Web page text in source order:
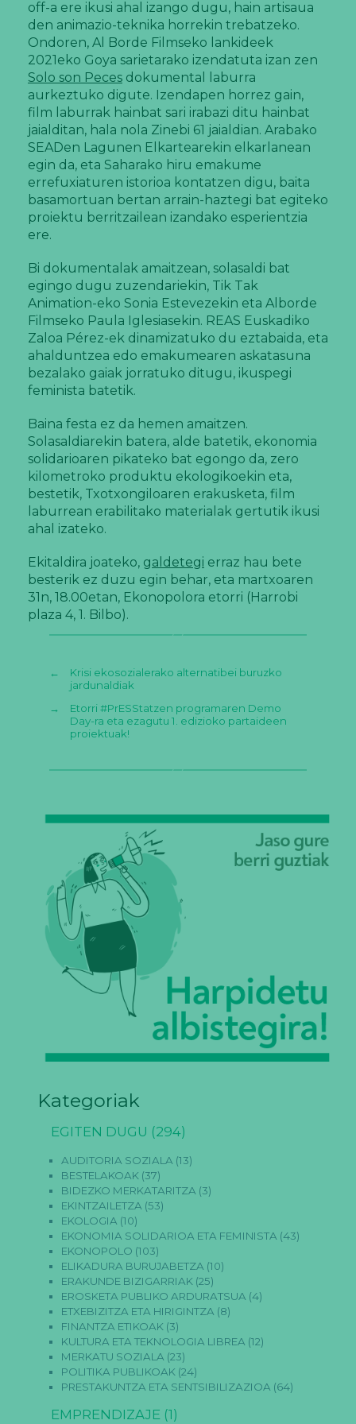
off-a ere ikusi ahal izango dugu, hain artisaua
den animazio-teknika horrekin trebatzeko.
Ondoren, Al Borde Filmseko lankideek
2021eko Goya sarietarako izendatuta izan zen
Solo son Pecesdokumental laburra
aurkeztuko digute. Izendapen horrez gain,
film laburrak hainbat sari irabazi ditu hainbat
jaialditan, hala nola Zinebi 61 jaialdian. Arabako
SEADen Lagunen Elkartearekin elkarlanean
egin da, eta Saharako hiru emakume
errefuxiaturen istorioa kontatzen digu, baita
basamortuan bertan arrain-haztegi bat egiteko
proiektu berritzailean izandako esperientzia
ere.
Bi dokumentalak amaitzean, solasaldi bat
egingo dugu zuzendariekin, Tik Tak
Animation-eko Sonia Estevezekin eta Alborde
Filmseko Paula Iglesiasekin. REAS Euskadiko
Zaloa Pérez-ek dinamizatuko du eztabaida, eta
ahalduntzea edo emakumearen askatasuna
bezalako gaiak jorratuko ditugu, ikuspegi
feminista batetik.
Baina festa ez da hemen amaitzen.
Solasaldiarekin batera, alde batetik, ekonomia
solidarioaren pikateko bat egongo da, zero
kilometroko produktu ekologikoekin eta,
bestetik, Txotxongiloaren erakusketa, film
laburrean erabilitako materialak gertutik ikusi
ahal izateko.
Ekitaldira joateko, galdetegi erraz hau bete
besterik ez duzu egin behar, eta martxoaren
31n, 18.00etan, Ekonopolora etorri (Harrobi
plaza 4, 1. Bilbo).
←
Krisi ekosozialerako alternatibei buruzko
jardunaldiak
→
Etorri #PrESStatzen programaren Demo
Day-ra eta ezagutu 1. edizioko partaideen
proiektuak!
Kategoriak
EGITEN DUGU (294)
AUDITORIA SOZIALA (13)
BESTELAKOAK (37)
BIDEZKO MERKATARITZA (3)
EKINTZAILETZA (53)
EKOLOGIA (10)
EKONOMIA SOLIDARIOA ETA FEMINISTA (43)
EKONOPOLO (103)
ELIKADURA BURUJABETZA (10)
ERAKUNDE BIZIGARRIAK (25)
EROSKETA PUBLIKO ARDURATSUA (4)
ETXEBIZITZA ETA HIRIGINTZA (8)
FINANTZA ETIKOAK (3)
KULTURA ETA TEKNOLOGIA LIBREA (12)
MERKATU SOZIALA (23)
POLITIKA PUBLIKOAK (24)
PRESTAKUNTZA ETA SENTSIBILIZAZIOA (64)
EMPRENDIZAJE(1)